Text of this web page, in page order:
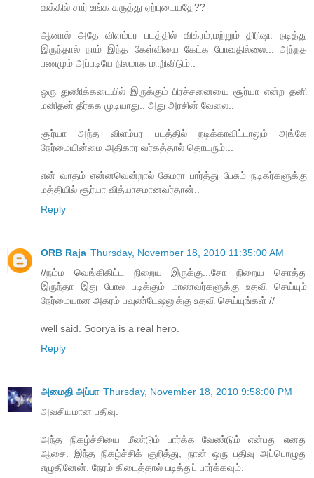
வக்கில் சார் உங்க கருத்து ஏற்புடையதே??
ஆனால் அதே விளம்பர படத்தில் விக்ரம்,மற்றும் திரிஷா நடித்து
இருந்தால் நாம் இந்த கேள்வியை கேட்க போவதில்லை... அந்நத
பணமும் அப்படியே நிலமாக மாறிவிடும்..
ஒரு துணிக்கடையில் இருக்கும் பிரச்சனையை சூர்யா என்ற தனி
மனிதன் தீர்கக முடியாது.. அது அரசின் வேலை..
சூர்யா அந்த விளம்பர படத்தில் நடிக்காவிட்டாலும் அங்கே
நேர்மையின்மை அதிகார வர்கத்தால் தொடரும்...
என் வாதம் என்னவென்றால் கேமரா பார்த்து பேசும் நடிகர்களுக்கு
மத்தியில் சூர்யா வித்யாசமானவர்தான்..
Reply
ORB Raja Thursday, November 18, 2010 11:35:00 AM
//நம்ம வெங்கிகிட்ட நிறைய இருக்கு...சோ நிறைய சொத்து
இருந்தா இது போல படிக்கும் மாணவர்களுக்கு உதவி செய்யும்
நேர்மையான அகரம் பவுண்டேஷனுக்கு உதவி செய்யுங்கள் //
well said. Soorya is a real hero.
Reply
அமைதி அப்பா Thursday, November 18, 2010 9:58:00 PM
அவசியமான பதிவு.
அந்த நிகழ்ச்சியை மீண்டும் பார்க்க வேண்டும் என்பது எனது
ஆசை. இந்த நிகழ்ச்சிக் குறித்து, நான் ஒரு பதிவு அப்பொழுது
எழுதினேன். நேரம் கிடைத்தால் படித்துப் பார்க்கவும்.